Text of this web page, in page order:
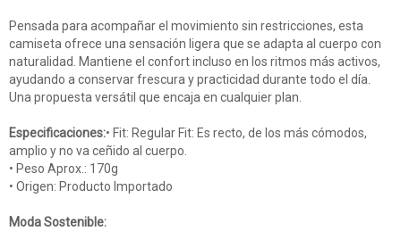
Pensada para acompañar el movimiento sin restricciones, esta
camiseta ofrece una sensación ligera que se adapta al cuerpo con
naturalidad. Mantiene el confort incluso en los ritmos más activos,
ayudando a conservar frescura y practicidad durante todo el día.
Una propuesta versátil que encaja en cualquier plan.
Especificaciones:• Fit: Regular Fit: Es recto, de los más cómodos,
amplio y no va ceñido al cuerpo.
• Peso Aprox.: 170g
• Origen: Producto Importado
Moda Sostenible: